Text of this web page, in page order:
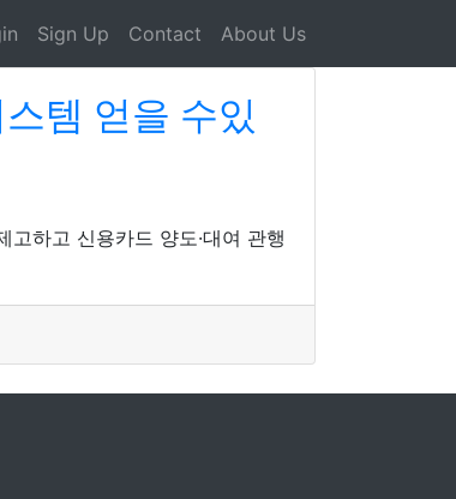
Sign Up Contact About Us
템 얻을 수있
하고 신용카드 양도·대여 관행